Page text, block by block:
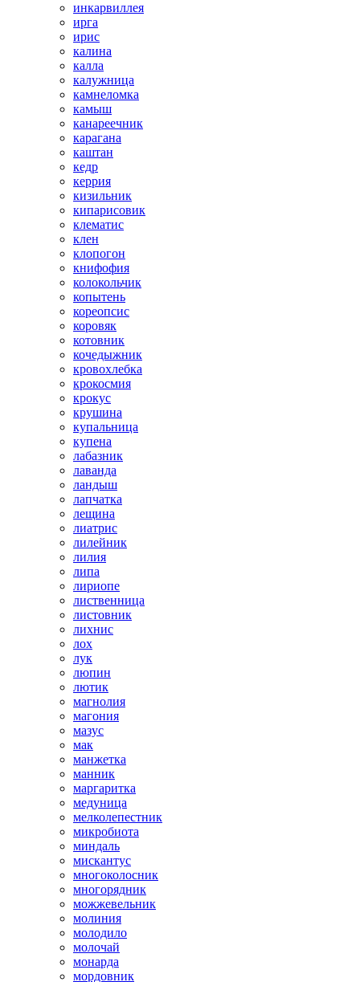
инкарвиллея
ирга
ирис
калина
калла
калужница
камнеломка
камыш
канареечник
карагана
каштан
кедр
керрия
кизильник
кипарисовик
клематис
клен
клопогон
книфофия
колокольчик
копытень
кореопсис
коровяк
котовник
кочедыжник
кровохлебка
крокосмия
крокус
крушина
купальница
купена
лабазник
лаванда
ландыш
лапчатка
лещина
лиатрис
лилейник
лилия
липа
лириопе
лиственница
листовник
лихнис
лох
лук
люпин
лютик
магнолия
магония
мазус
мак
манжетка
манник
маргаритка
медуница
мелколепестник
микробиота
миндаль
мискантус
многоколосник
многорядник
можжевельник
молиния
молодило
молочай
монарда
мордовник